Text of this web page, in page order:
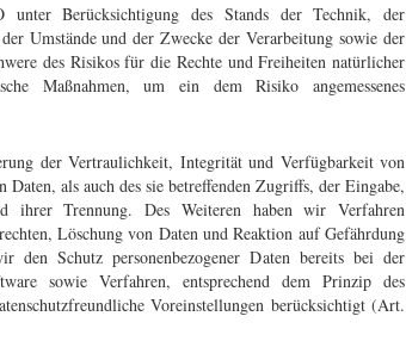
Berücksichtigung des Stands der Technik, der
Umstände und der Zwecke der Verarbeitung sowie der
des Risikos für die Rechte und Freiheiten natürlicher
Maßnahmen, um ein dem Risiko angemessenes
der Vertraulichkeit, Integrität und Verfügbarkeit von
als auch des sie betreffenden Zugriffs, der Eingabe,
ihrer Trennung. Des Weiteren haben wir Verfahren
Löschung von Daten und Reaktion auf Gefährdung
den Schutz personenbezogener Daten bereits bei der
sowie Verfahren, entsprechend dem Prinzip des
Voreinstellungen berücksichtigt (Art.